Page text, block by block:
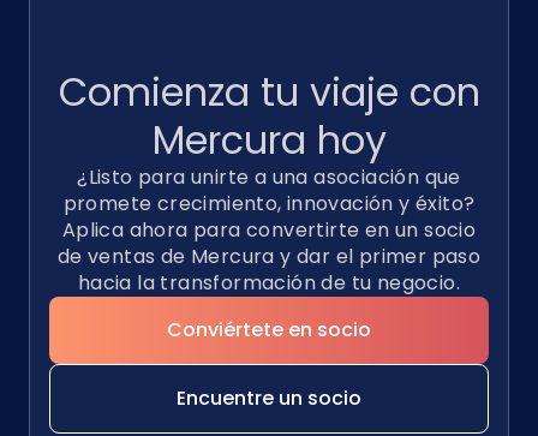
Comienza tu viaje con
Mercura hoy
¿Listo para unirte a una asociación que
promete crecimiento, innovación y éxito?
Aplica ahora para convertirte en un socio
de ventas de Mercura y dar el primer paso
hacia la transformación de tu negocio.
Conviértete en socio
Encuentre un socio